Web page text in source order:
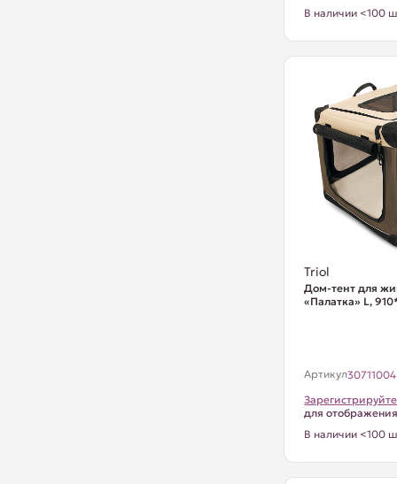
В наличии <100
Triol
Дом-тент для
«Палатка» L,
Артикул30711004
для
В наличии <100